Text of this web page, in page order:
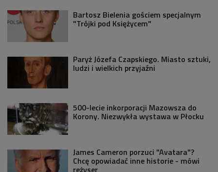
Bartosz Bielenia gościem specjalnym
"Trójki pod Księżycem"
Paryż Józefa Czapskiego. Miasto sztuki,
ludzi i wielkich przyjaźni
500-lecie inkorporacji Mazowsza do
Korony. Niezwykła wystawa w Płocku
James Cameron porzuci "Avatara"?
Chcę opowiadać inne historie - mówi
reżyser